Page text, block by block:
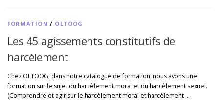
FORMATION / OLTOOG
Les 45 agissements constitutifs de
harcèlement
Chez OLTOOG, dans notre catalogue de formation, nous avons une
formation sur le sujet du harcèlement moral et du harcèlement sexuel.
(Comprendre et agir sur le harcèlement moral et harcèlement …